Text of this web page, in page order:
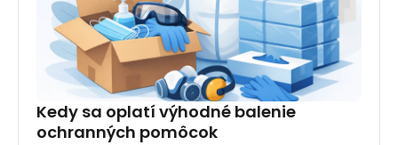
Kedy sa oplatí výhodné balenie
ochranných pomôcok